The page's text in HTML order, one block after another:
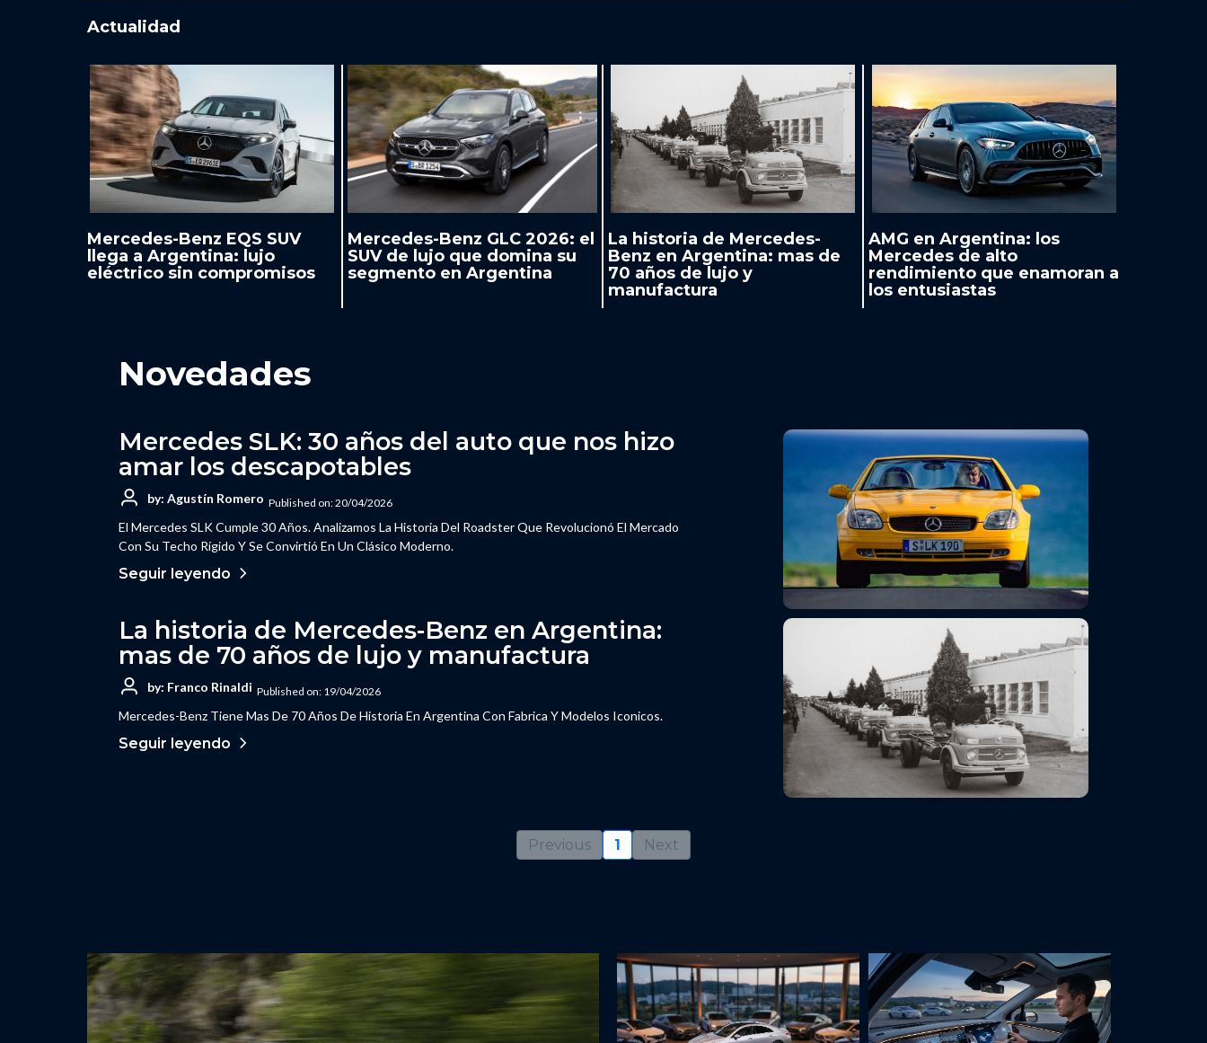
Actualidad
Mercedes-Benz EQS SUV
llega a Argentina: lujo
eléctrico sin compromisos
Mercedes-Benz GLC 2026: el
SUV de lujo que domina su
segmento en Argentina
La historia de Mercedes-
Benz en Argentina: mas de
70 años de lujo y
manufactura
AMG en Argentina: los
Mercedes de alto
rendimiento que enamoran a
los entusiastas
Novedades
Mercedes SLK: 30 años del auto que nos hizo
amar los descapotables
by: Agustín Romero Published on: 20/04/2026
El Mercedes SLK Cumple 30 Años. Analizamos La Historia Del Roadster Que Revolucionó El Mercado
Con Su Techo Rígido Y Se Convirtió En Un Clásico Moderno.
Seguir leyendo
La historia de Mercedes-Benz en Argentina:
mas de 70 años de lujo y manufactura
by: Franco Rinaldi Published on: 19/04/2026
Mercedes-Benz Tiene Mas De 70 Años De Historia En Argentina Con Fabrica Y Modelos Iconicos.
Seguir leyendo
Previous 1 Next